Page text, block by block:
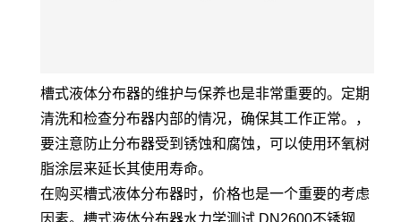
槽式液体分布器的维护与保养也是非常重要的。定期
清洗和检查分布器内部的情况，确保其工作正常。，
要注意防止分布器受到锈蚀和腐蚀，可以使用环氧树
脂涂层来延长其使用寿命。
在购买槽式液体分布器时，价格也是一个重要的考虑
因素。槽式液体分布器水力学测试 DN2600不锈钢